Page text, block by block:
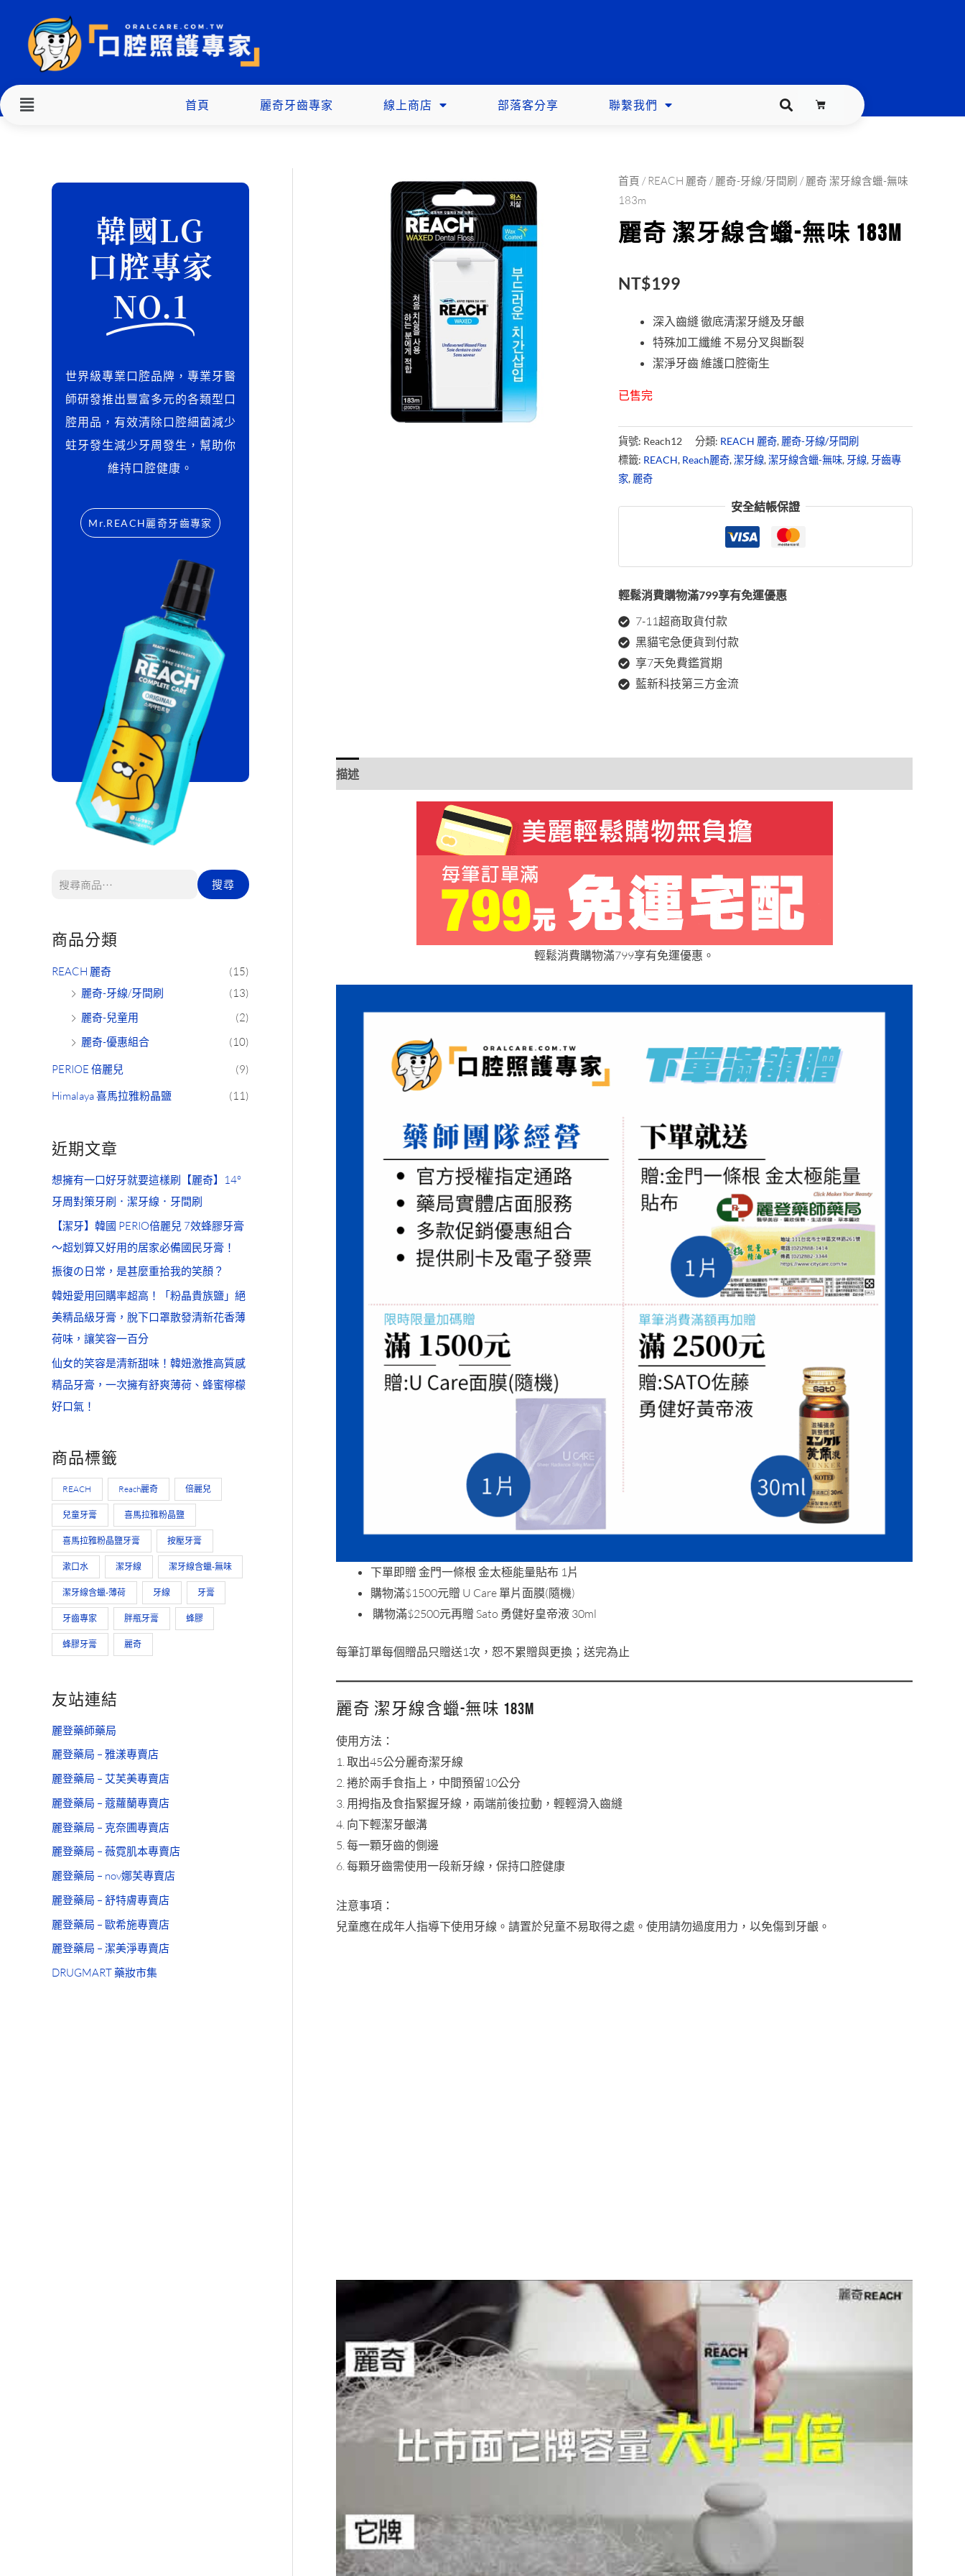
內
容
Menu 首頁 麗奇牙齒專家 線上商店 部落客分享 聯繫我們
購
韓國LG
口腔專家
NO.1
世界級專業口腔品牌，專業牙醫
師研發推出豐富多元的各類型口
腔用品，有效清除口腔細菌減少
蛀牙發生減少牙周發生，幫助你
維持口腔健康。
Mr.REACH麗奇牙齒專家
搜
搜尋
商品分類
REACH 麗奇
(15)
麗奇-牙線/牙間刷
(13)
麗奇-兒童用
(2)
麗奇-優惠組合
(10)
PERIOE 倍麗兒
(9)
Himalaya 喜馬拉雅粉晶鹽
(11)
近期文章
想擁有一口好牙就要這樣刷【麗奇】14°
牙周對策牙刷．潔牙線．牙間刷
【潔牙】韓國 PERIO倍麗兒 7效蜂膠牙膏
～超划算又好用的居家必備國民牙膏！
振復の日常，是甚麼重拾我的笑顏？
韓妞愛用回購率超高！「粉晶貴族鹽」絕
美精品級牙膏，脫下口罩散發清新花香薄
荷味，讓笑容一百分
仙女的笑容是清新甜味！韓妞激推高質感
精品牙膏，一次擁有舒爽薄荷、蜂蜜檸檬
好口氣！
商品標籤
REACH Reach麗奇 倍麗兒
兒童牙膏 喜馬拉雅粉晶鹽
喜馬拉雅粉晶鹽牙膏 按壓牙膏
漱口水 潔牙線 潔牙線含蠟-無味
潔牙線含蠟-薄荷 牙線 牙膏
牙齒專家 胖瓶牙膏 蜂膠
蜂膠牙膏 麗奇
友站連結
麗登藥師藥局
麗登藥局 – 雅漾專賣店
麗登藥局 – 艾芙美專賣店
麗登藥局 – 蔻蘿蘭專賣店
麗登藥局 – 克奈圃專賣店
麗登藥局 – 薇霓肌本專賣店
麗登藥局 – nov娜芙專賣店
麗登藥局 – 舒特膚專賣店
麗登藥局 – 歐希施專賣店
麗登藥局 – 潔美淨專賣店
DRUGMART 藥妝市集
首頁 / REACH 麗奇 / 麗奇-牙線/牙間刷 / 麗奇 潔牙線含蠟-無味
183m
麗奇 潔牙線含蠟-無味 183m
NT$199
深入齒縫 徹底清潔牙縫及牙齦
特殊加工纖維 不易分叉與斷裂
潔淨牙齒 維護口腔衛生
已售完
貨號: Reach12 分類: REACH 麗奇, 麗奇-牙線/牙間刷
標籤: REACH, Reach麗奇,潔牙線,潔牙線含蠟-無味, 牙線, 牙齒專
家, 麗奇
安全結帳保證
輕鬆消費購物滿799享有免運優惠
7-11超商取貨付款
黑貓宅急便貨到付款
享7天免費鑑賞期
藍新科技第三方金流
描述
輕鬆消費購物滿799享有免運優惠。
下單即贈 金門一條根 金太極能量貼布 1片
購物滿$1500元贈 U Care 單片面膜(隨機)
購物滿$2500元再贈 Sato 勇健好皇帝液 30ml
每筆訂單每個贈品只贈送1次，恕不累贈與更換；送完為止
麗奇 潔牙線含蠟-無味 183m
使用方法：
1. 取出45公分麗奇潔牙線
2. 捲於兩手食指上，中間預留10公分
3. 用拇指及食指緊握牙線，兩端前後拉動，輕輕滑入齒縫
4. 向下輕潔牙齦溝
5. 每一顆牙齒的側邊
6. 每顆牙齒需使用一段新牙線，保持口腔健康
注意事項：
兒童應在成年人指導下使用牙線。請置於兒童不易取得之處。使用請勿過度用力，以免傷到牙齦。